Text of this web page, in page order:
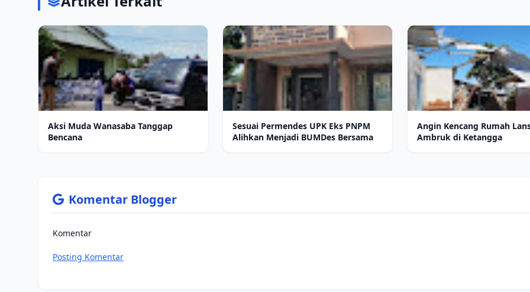
Aksi Muda Wanasaba Tanggap
Bencana
Sesuai Permendes UPK Eks PNPM
Alihkan Menjadi BUMDes Bersama
Angin Kencang Rumah
Ambruk di Ketangga
Komentar Blogger
Komentar
Posting Komentar